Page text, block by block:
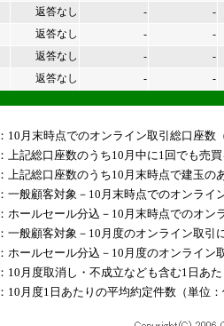
返答なし - -
返答なし - -
返答なし - -
返答なし - -
：10月末時点でのオンライン取引総口座
：上記総口座数のうち10月中に1回でも売
：上記総口座数のうち10月末時点で建玉の
：一般顧客対象－10月末時点でのオンラ
：ホールセール分込－10月末時点でのオ
：一般顧客対象－10月度のオンライン取
：ホールセール分込－10月度のオンライ
：10月度取消し・不成立なども含む1日あ
：10月度1日あたりの平均約定件数（単位